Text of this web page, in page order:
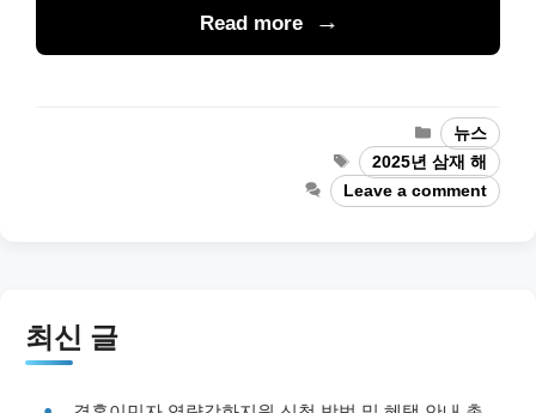
Read more
Categories
뉴스
Tags
2025년 삼재 해
Leave a comment
최신 글